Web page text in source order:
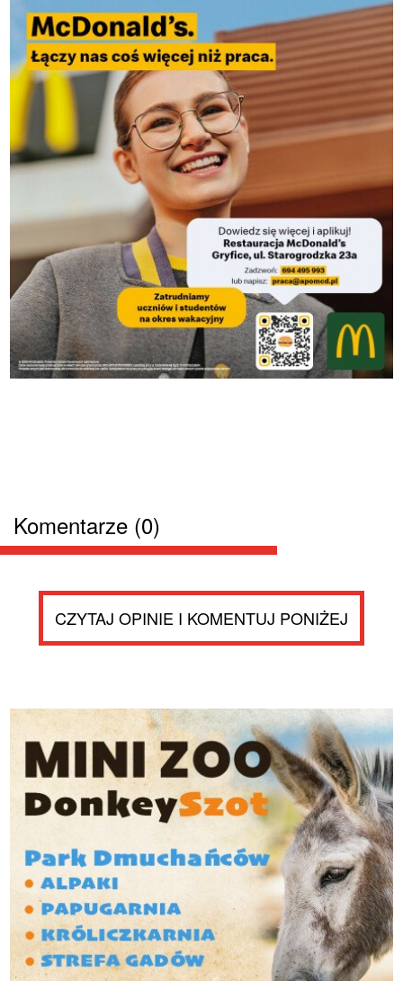
Komentarze (0)
CZYTAJ OPINIE I KOMENTUJ PONIŻEJ